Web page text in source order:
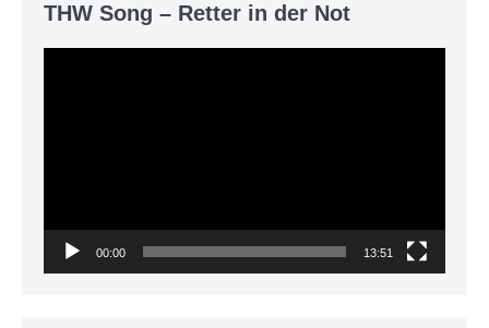
THW Song – Retter in der Not
00:00 13:51